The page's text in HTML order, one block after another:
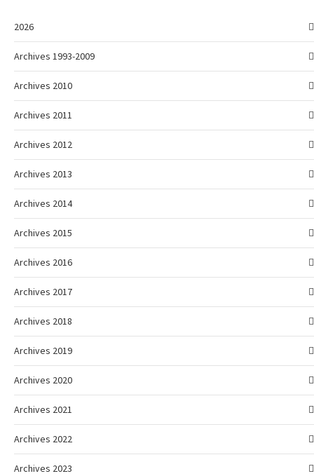
2026
Archives 1993-2009
Archives 2010
Archives 2011
Archives 2012
Archives 2013
Archives 2014
Archives 2015
Archives 2016
Archives 2017
Archives 2018
Archives 2019
Archives 2020
Archives 2021
Archives 2022
Archives 2023